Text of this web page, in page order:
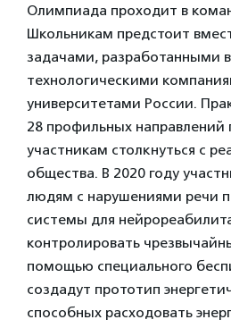
Олимпиада проходит в
Школьникам предстоит
задачами, разработанными
технологическими
университетами России.
28 профильных направлений
участникам столкнуться с
общества. В 2020 году
людям с нарушениями речи
системы для
контролировать
помощью специального
создадут прототип
способных расходовать